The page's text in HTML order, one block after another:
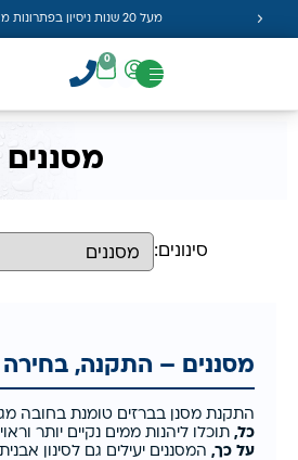
מעל 20 שנות ניסיון בפתרונות מים בריאים
0
מסננים
סינונים:
מסננים – התקנה, בחירה
התקנת מסנן בברזים טומנת בחובה
כל,תוכלו ליהנות ממים נקיים יותר
על כך,המסננים יעילים גם לסינון